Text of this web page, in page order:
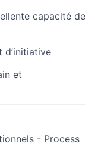
capacité de
d’initiative
et
- Process